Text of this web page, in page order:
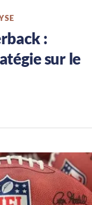
:
sur le